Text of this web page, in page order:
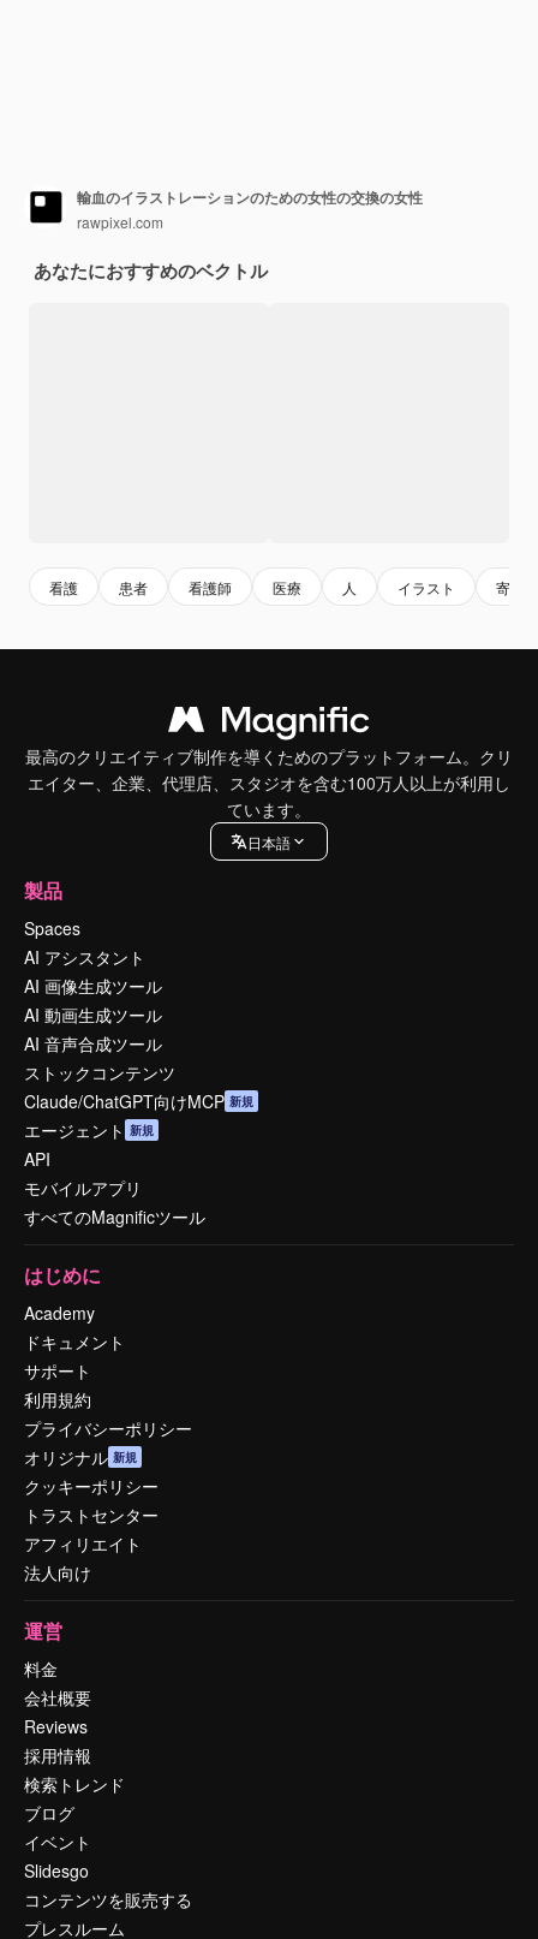
輸血のイラストレーションのための女性の交換の女性
rawpixel.com
あなたにおすすめのベクトル
看護 患者 看護師 医療 人 イラスト 寄付
最高のクリエイティブ制作を導くためのプラットフォーム。クリ
エイター、企業、代理店、スタジオを含む100万人以上が利用し
ています。
日本語
製品
Spaces
AI アシスタント
AI 画像生成ツール
AI 動画生成ツール
AI 音声合成ツール
ストックコンテンツ
Claude/ChatGPT向けMCP 新規
エージェント 新規
API
モバイルアプリ
すべてのMagnificツール
はじめに
Academy
ドキュメント
サポート
利用規約
プライバシーポリシー
オリジナル 新規
クッキーポリシー
トラストセンター
アフィリエイト
法人向け
運営
料金
会社概要
Reviews
採用情報
検索トレンド
ブログ
イベント
Slidesgo
コンテンツを販売する
プレスルーム